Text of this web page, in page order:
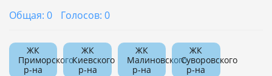
Общая: 0
Голосов: 0
ЖК
Приморского
р-на
ЖК
Киевского
р-на
ЖК
Малиновского
р-на
ЖК
Суворовского
р-на